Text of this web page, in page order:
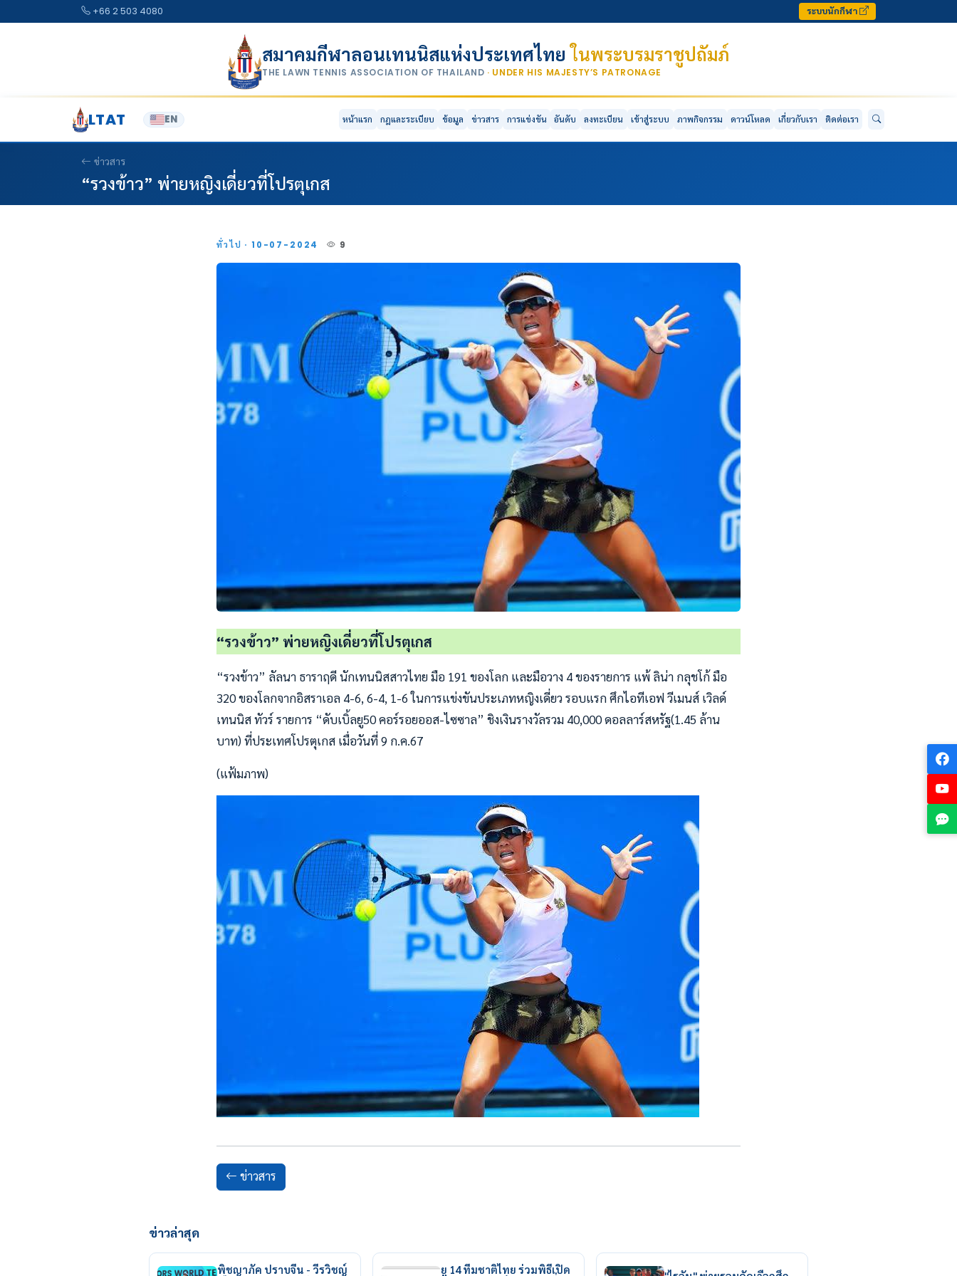
+66 2 503 4080 ระบบนักกีฬา
สมาคมกีฬาลอนเทนนิสแห่งประเทศไทยในพระบรมราชูปถัมภ์
THE LAWN TENNIS ASSOCIATION OF THAILAND · UNDER HIS MAJESTY’S PATRONAGE
LTAT EN หน้าแรก กฎและระเบียบ ข้อมูล ข่าวสาร การแข่งขัน อันดับ ลงทะเบียน เข้าสู่ระบบ ภาพกิจกรรม ดาวน์โหลด เกี่ยวกับเรา ติดต่อเรา
ข่าวสาร
“รวงข้าว” พ่ายหญิงเดี่ยวที่โปรตุเกส
ทั่วไป · 10-07-2024 9
“รวงข้าว” พ่ายหญิงเดี่ยวที่โปรตุเกส
“รวงข้าว” ลัลนา ธาราฤดี นักเทนนิสสาวไทย มือ 191 ของโลก และมือวาง 4 ของรายการ แพ้ ลิน่า กลุชโก้ มือ
320 ของโลกจากอิสราเอล 4-6, 6-4, 1-6 ในการแข่งขันประเภทหญิงเดี่ยว รอบแรก ศึกไอทีเอฟ วีเมนส์ เวิลด์
เทนนิส ทัวร์ รายการ “ดับเบิ้ลยู50 คอร์รอยออส-ไซซาล” ชิงเงินรางวัลรวม 40,000 ดอลลาร์สหรัฐ(1.45 ล้าน
บาท) ที่ประเทศโปรตุเกส เมื่อวันที่ 9 ก.ค.67
(แฟ้มภาพ)
ข่าวสาร
ข่าวล่าสุด
พิชญาภัค ปราบจีน - วีรวิชญ์
ยู 14 ทีมชาติไทย ร่วมพิธีเปิด